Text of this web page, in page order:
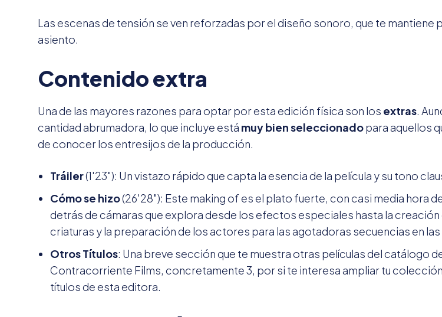
Las escenas de tensión se ven reforzadas por el diseño sonoro, que te mantiene
asiento.
Contenido extra
Una de las mayores razones para optar por esta edición física son los extras.
cantidad abrumadora, lo que incluye está muy bien seleccionadopara aquellos
de conocer los entresijos de la producción.
Tráiler(1'23"): Un vistazo rápido que capta la esencia de la película y su tono
Cómo se hizo(26'28"): Este making of es el plato fuerte, con casi media hora
detrás de cámaras que explora desde los efectos especiales hasta la creación
criaturas y la preparación de los actores para las agotadoras secuencias en las
Otros Títulos: Una breve sección que te muestra otras películas del catálogo
Contracorriente Films, concretamente 3, por si te interesa ampliar tu
títulos de esta editora.